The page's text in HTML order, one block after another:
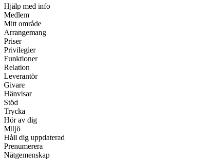
Hjälp med info
Medlem
Mitt område
Arrangemang
Priser
Privilegier
Funktioner
Relation
Leverantör
Givare
Hänvisar
Stöd
Trycka
Hör av dig
Miljö
Håll dig uppdaterad
Prenumerera
Nätgemenskap